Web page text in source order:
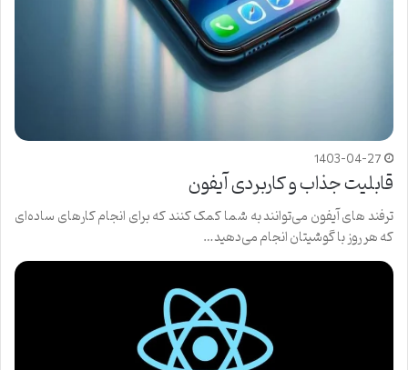
1403-04-27
قابلیت جذاب و کاربردی آیفون
ترفند های آیفون می‌توانند به شما کمک کنند که برای انجام کارهای ساده‌ای
که هر روز با گوشیتان انجام می‌دهید…